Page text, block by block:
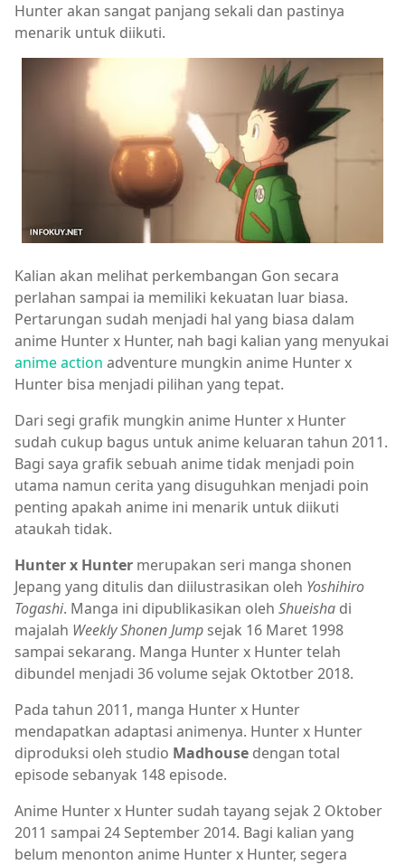
Hunter akan sangat panjang sekali dan pastinya
menarik untuk diikuti.
Kalian akan melihat perkembangan Gon secara
perlahan sampai ia memiliki kekuatan luar biasa.
Pertarungan sudah menjadi hal yang biasa dalam
anime Hunter x Hunter, nah bagi kalian yang menyukai
anime action adventure mungkin anime Hunter x
Hunter bisa menjadi pilihan yang tepat.
Dari segi grafik mungkin anime Hunter x Hunter
sudah cukup bagus untuk anime keluaran tahun 2011.
Bagi saya grafik sebuah anime tidak menjadi poin
utama namun cerita yang disuguhkan menjadi poin
penting apakah anime ini menarik untuk diikuti
ataukah tidak.
Hunter x Hunter merupakan seri manga shonen
Jepang yang ditulis dan diilustrasikan oleh Yoshihiro
Togashi. Manga ini dipublikasikan oleh Shueisha di
majalah Weekly Shonen Jump sejak 16 Maret 1998
sampai sekarang. Manga Hunter x Hunter telah
dibundel menjadi 36 volume sejak Oktotber 2018.
Pada tahun 2011, manga Hunter x Hunter
mendapatkan adaptasi animenya. Hunter x Hunter
diproduksi oleh studio Madhouse dengan total
episode sebanyak 148 episode.
Anime Hunter x Hunter sudah tayang sejak 2 Oktober
2011 sampai 24 September 2014. Bagi kalian yang
belum menonton anime Hunter x Hunter, segera